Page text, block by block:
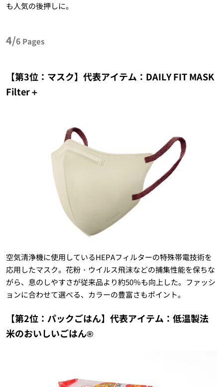
も人気の後押しに。
4/6 Pages
【第3位：マスク】代表アイテム：DAILY FIT MASK
Filter＋
空気清浄機に使用しているHEPAフィルターの特殊帯電技術を
応用したマスク。花粉・ウイルス飛沫などの捕集性能を保ちな
がら、息のしやすさが従来品より約50％も向上した。ファッシ
ョンに合わせて選べる、カラーの豊富さもポイント。
【第2位：パックごはん】代表アイテム：低温製法
米のおいしいごはん®